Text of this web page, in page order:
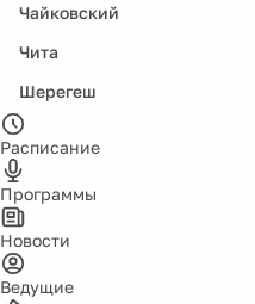
Чайковский
Чита
Шерегеш
Расписание
Программы
Новости
Ведущие